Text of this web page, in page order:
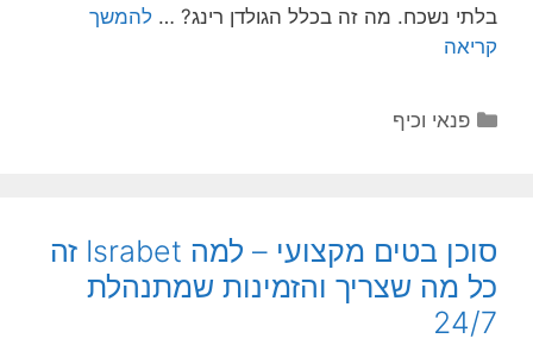
בלתי נשכח. מה זה בכלל הגולדן רינג? … להמשך
קריאה
קטגוריות
פנאי וכיף
סוכן בטים מקצועי – למה Israbet זה
כל מה שצריך והזמינות שמתנהלת
24/7